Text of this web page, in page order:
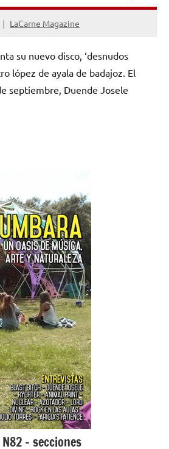
LaCarne Magazine
su nuevo disco, ‘desnudos
lópez de ayala de badajoz. El
septiembre, Duende Josele
– secciones